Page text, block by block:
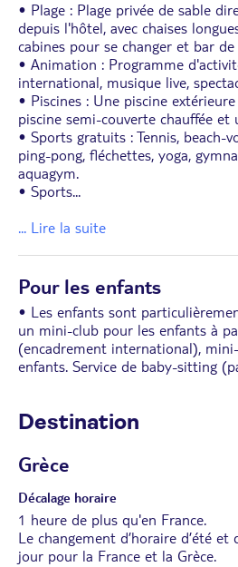
• Plage : Plage privée de sable
depuis l'hôtel, avec chaises
cabines pour se changer et bar de
• Animation : Programme
international, musique live,
• Piscines : Une piscine
piscine semi-couverte chauffée et
• Sports gratuits : Tennis, beach-
ping-pong, fléchettes, yoga,
aquagym.
• Sports...
... Lire la suite
Pour les enfants
• Les enfants sont
un mini-club pour les enfants à
(encadrement international),
enfants. Service de baby-sitting
Destination
Grèce
Décalage horaire
1 heure de plus qu'en France.
Le changement d’horaire d’été et
jour pour la France et la Grèce.